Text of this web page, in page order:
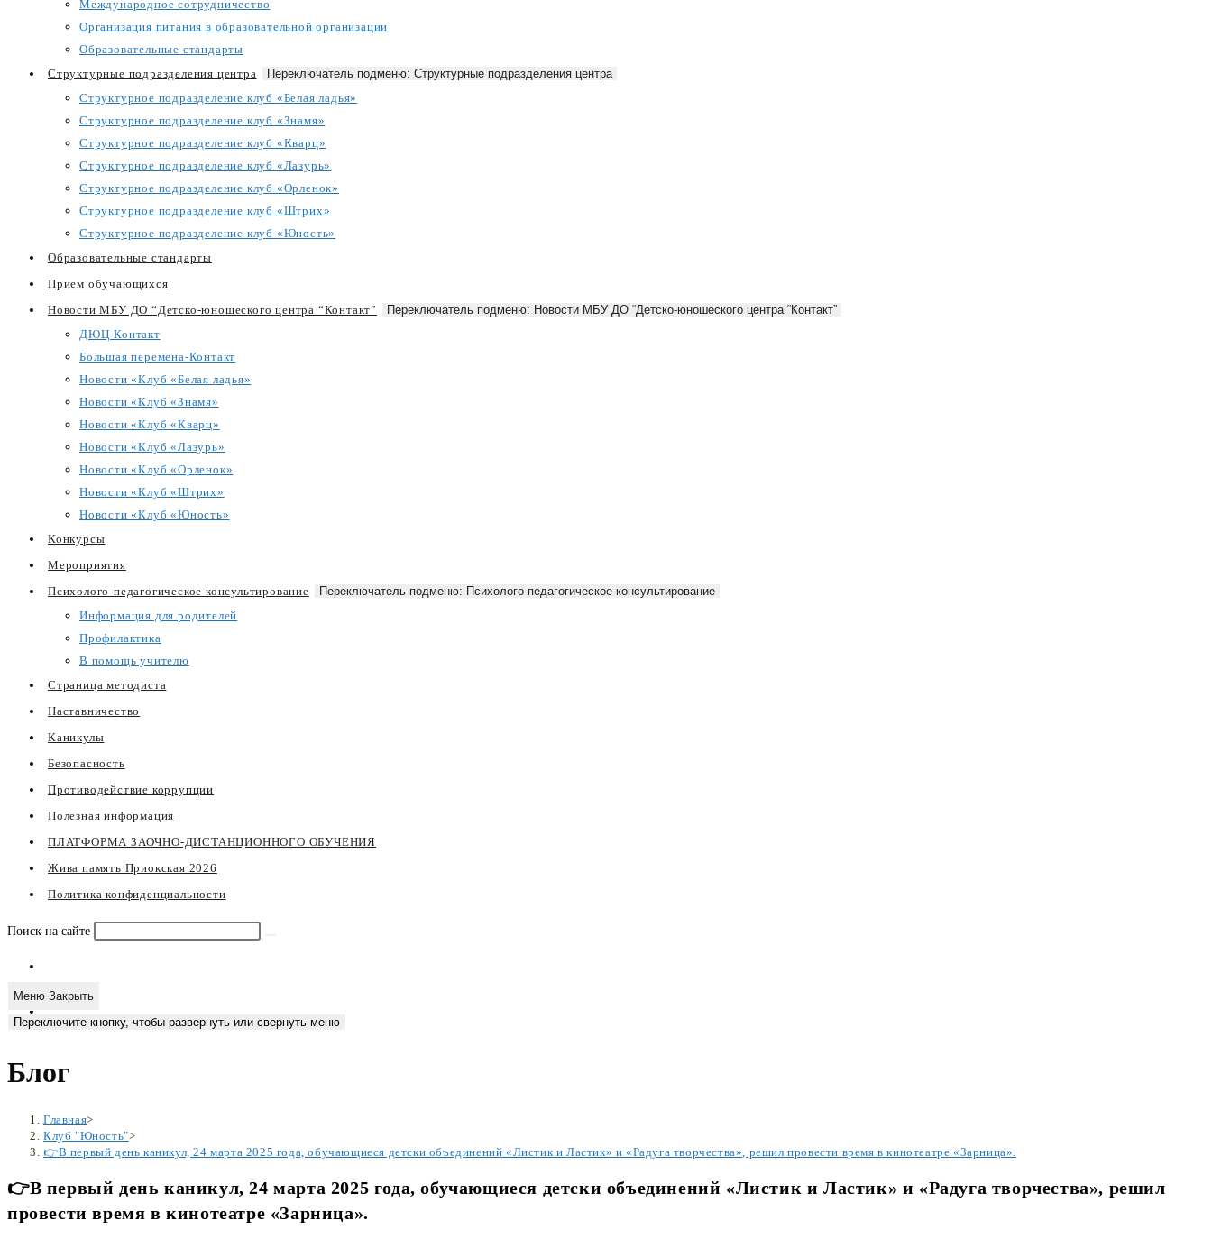
Международное сотрудничество
Организация питания в образовательной организации
Образовательные стандарты
Структурные подразделения центра
Переключатель подменю: Структурные подразделения центра
Структурное подразделение клуб «Белая ладья»
Структурное подразделение клуб «Знамя»
Структурное подразделение клуб «Кварц»
Структурное подразделение клуб «Лазурь»
Структурное подразделение клуб «Орленок»
Структурное подразделение клуб «Штрих»
Структурное подразделение клуб «Юность»
Образовательные стандарты
Прием обучающихся
Новости МБУ ДО “Детско-юношеского центра “Контакт”
Переключатель подменю: Новости МБУ ДО “Детско-юношеского центра “Контакт”
ДЮЦ-Контакт
Большая перемена-Контакт
Новости «Клуб «Белая ладья»
Новости «Клуб «Знамя»
Новости «Клуб «Кварц»
Новости «Клуб «Лазурь»
Новости «Клуб «Орленок»
Новости «Клуб «Штрих»
Новости «Клуб «Юность»
Конкурсы
Мероприятия
Психолого-педагогическое консультирование
Переключатель подменю: Психолого-педагогическое консультирование
Информация для родителей
Профилактика
В помощь учителю
Страница методиста
Наставничество
Каникулы
Безопасность
Противодействие коррупции
Полезная информация
ПЛАТФОРМА ЗАОЧНО-ДИСТАНЦИОННОГО ОБУЧЕНИЯ
Жива память Приокская 2026
Политика конфиденциальности
Поиск на сайте
Меню Закрыть
Переключите кнопку, чтобы развернуть или свернуть меню
Блог
Главная>
Клуб "Юность">
👉В первый день каникул, 24 марта 2025 года, обучающиеся детски объединений «Листик и Ластик» и «Радуга творчества», решил провести время в кинотеатре «Зарница».
👉В первый день каникул, 24 марта 2025 года, обучающиеся детски объединений «Листик и Ластик» и «Радуга творчества», решил
провести время в кинотеатре «Зарница».